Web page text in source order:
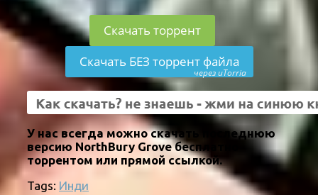
Скачать торрент
Скачать БЕЗ торрент файла
через uTorria
У нас всегда можно скачать последнюю
версию NorthBury Grove бесплатно
торрентом или прямой ссылкой.
Tags: Инди